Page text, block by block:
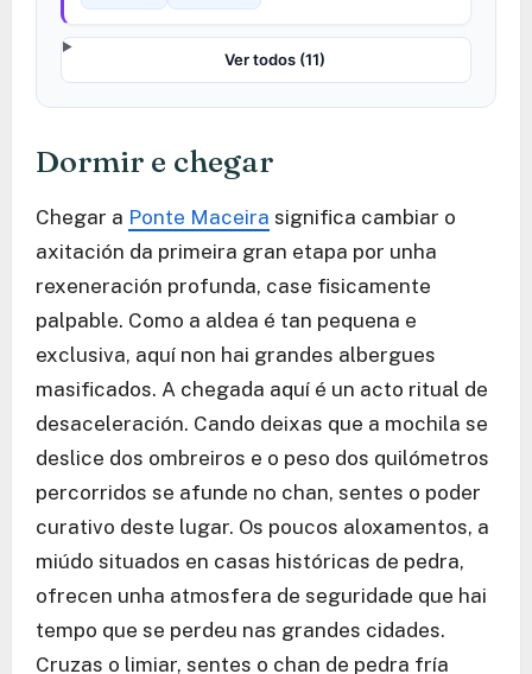
Ver todos (11)
Dormir e chegar
Chegar a Ponte Maceira significa cambiar o
axitación da primeira gran etapa por unha
rexeneración profunda, case fisicamente
palpable. Como a aldea é tan pequena e
exclusiva, aquí non hai grandes albergues
masificados. A chegada aquí é un acto ritual de
desaceleración. Cando deixas que a mochila se
deslice dos ombreiros e o peso dos quilómetros
percorridos se afunde no chan, sentes o poder
curativo deste lugar. Os poucos aloxamentos, a
miúdo situados en casas históricas de pedra,
ofrecen unha atmosfera de seguridade que hai
tempo que se perdeu nas grandes cidades.
Cruzas o limiar, sentes o chan de pedra fría